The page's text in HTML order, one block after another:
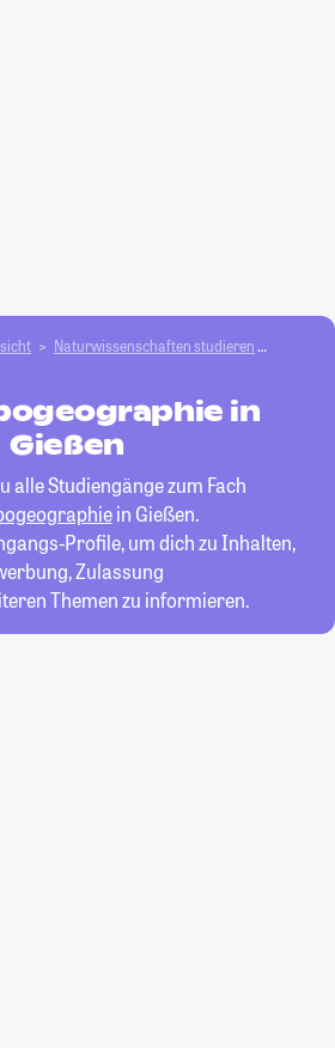
Natur­wissenschaften studieren
in
Gießen
alle Studiengänge zum Fach
in Gießen.
Profile, um dich zu Inhalten,
Zulassung
Themen zu informieren.